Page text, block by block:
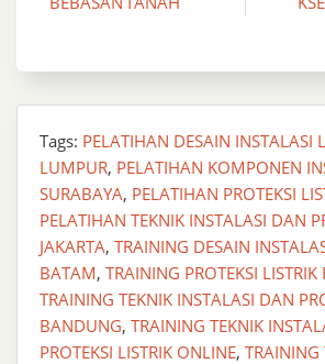
Tags: PELATIHAN DESAIN INSTALASI
LUMPUR, PELATIHAN KOMPONEN
SURABAYA, PELATIHAN PROTEKSI
PELATIHAN TEKNIK INSTALASI DAN
JAKARTA, TRAINING DESAIN
BATAM, TRAINING PROTEKSI
TRAINING TEKNIK INSTALASI DAN
BANDUNG, TRAINING TEKNIK
PROTEKSI LISTRIK ONLINE, TRAINING